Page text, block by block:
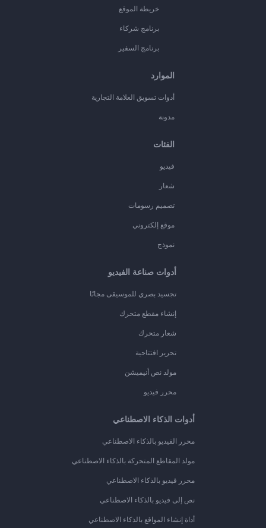
خريطة الموقع
برنامج شركاء
برنامج السفير
الموارد
أدوات تسويق العلامة التجارية
مدونة
الفئات
فيديو
شعار
تصميم رسومات
موقع إلكتروني
نموذج
أدوات صناعة الفيديو
تجسيد بصري للموسيقى مجانًا
إنشاء مقطع متحرك
شعار متحرك
تحرير افتتاحية
مولد نص أنيميشن
محرر فيديو
أدوات الذكاء الاصطناعي
محرر الفيديو بالذكاء الاصطناعي
مولد المقاطع المتحركة بالذكاء الاصطناعي
محرر فيديو بالذكاء الاصطناعي
نص إلى فيديو بالذكاء الاصطناعي
أداة إنشاء المواقع بالذكاء الاصطناعي